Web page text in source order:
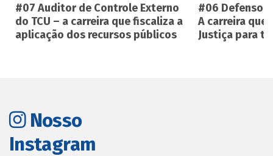
#07 Auditor de Controle Externo
do TCU – a carreira que fiscaliza a
aplicação dos recursos públicos
#06
A carreira que
Justiça para
Nosso
Instagram